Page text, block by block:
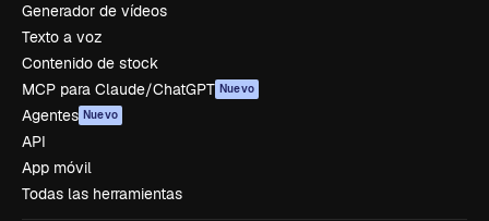
Generador de vídeos
Texto a voz
Contenido de stock
MCP para Claude/ChatGPT Nuevo
Agentes Nuevo
API
App móvil
Todas las herramientas